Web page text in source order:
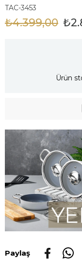
TAC-3453
₺4.399,00
Ürün
Paylaş